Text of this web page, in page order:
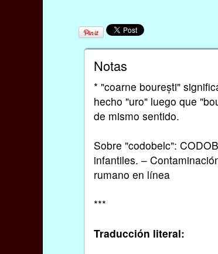
Notas
* "coarne bourești"
hecho "uro" luego que
de mismo sentido.
Sobre "codobelc":
infantiles. –
rumano en línea
***
Traducción literal: